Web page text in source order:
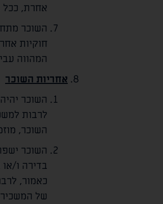
אחרת, ככל
השוכר
חוקיות
המהווה
אחריות השוכר
השוכר
לרבות
השוכר,
השוכר
בדירה ו/
כאמור,
של